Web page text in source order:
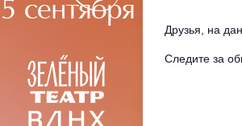
Друзья, на
Следите за